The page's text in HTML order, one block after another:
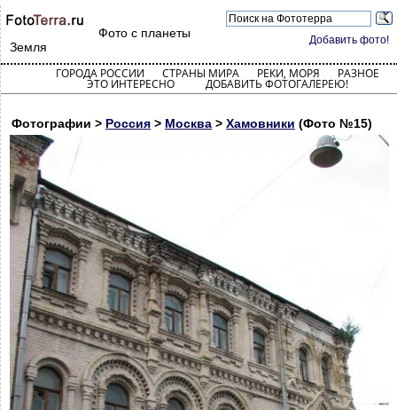
Добавить фото!
Фото с планеты
Земля
ГОРОДА РОССИИ СТРАНЫ МИРА РЕКИ, МОРЯ РАЗНОЕ
ЭТО ИНТЕРЕСНО ДОБАВИТЬ ФОТОГАЛЕРЕЮ!
Фотографии > Россия > Москва > Хамовники (Фото №15)